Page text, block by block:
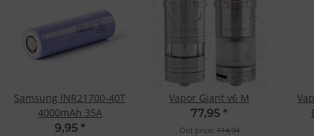
Samsung INR21700-40T
4000mAh 35A
9,95 *
Vapor Giant v6 M
77,95 *
Old price: 114,94